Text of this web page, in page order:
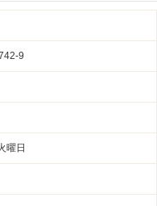
9
曜日